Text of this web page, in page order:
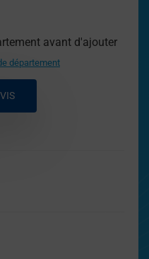
avant d'ajouter
département